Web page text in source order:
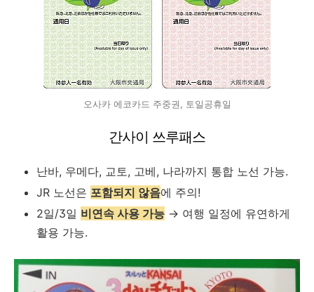
오사카 에코카드 주중권, 토일공휴일
간사이 쓰루패스
난바, 우메다, 교토, 고베, 나라까지 통합 노선 가능.
JR 노선은 포함되지 않음에 주의!
2일/3일 비연속 사용 가능 → 여행 일정에 유연하게
활용 가능.